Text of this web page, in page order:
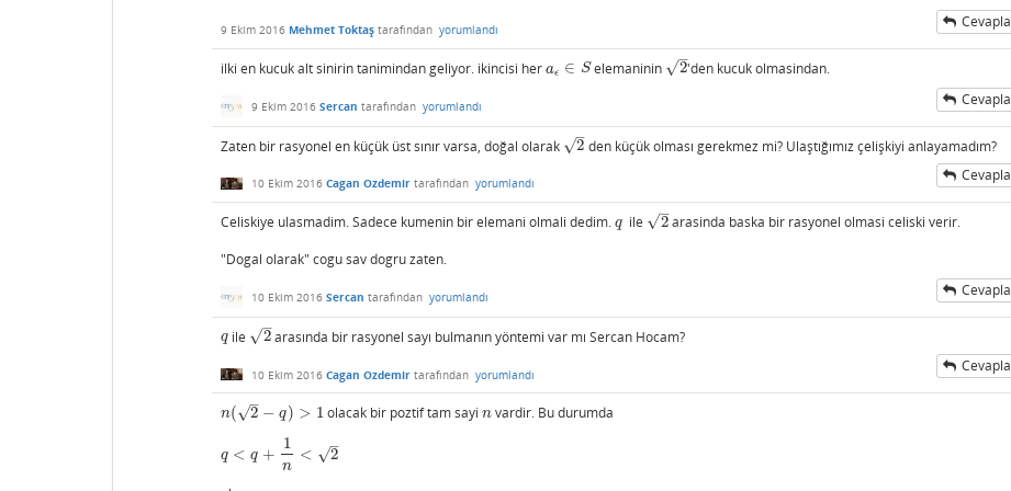
9 Ekim 2016 Mehmet Toktaş tarafından yorumlandı Cevapla
ilki en kucuk alt sinirin tanimindan geliyor. ikincisi her aϵ ∈ S
aϵ ∈S elemaninin 2
–
√
2 'den kucuk olmasindan.
9 Ekim 2016 Sercan tarafından yorumlandı Cevapla
Zaten bir rasyonel en küçük üst sınır varsa, doğal olarak 2
–
√
2 den küçük olması gerekmez mi? Ulaştığımız çelişkiyi anlayamadım?
10 Ekim 2016 Cagan Ozdemir tarafından yorumlandı Cevapla
Celiskiye ulasmadim. Sadece kumenin bir elemani olmali dedim. q
q ile 2
–
√
2
arasinda baska bir rasyonel olmasi celiski verir.
"Dogal olarak" cogu sav dogru zaten.
10 Ekim 2016 Sercan tarafından yorumlandı Cevapla
q
q ile 2
–
√
2 arasında bir rasyonel sayı bulmanın yöntemi var mı Sercan Hocam?
10 Ekim 2016 Cagan Ozdemir tarafından yorumlandı Cevapla
n( 2
–
√ − q) > 1
n(2−q) >1 olacak bir poztif tam sayin
n vardir. Bu durumda
q < q +
1
n
< 2
–
√
q<q+ 1n <2